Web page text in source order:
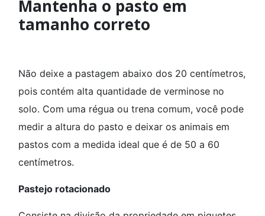
Mantenha o pasto em
tamanho correto
Não deixe a pastagem abaixo dos 20 centímetros,
pois contém alta quantidade de verminose no
solo. Com uma régua ou trena comum, você pode
medir a altura do pasto e deixar os animais em
pastos com a medida ideal que é de 50 a 60
centímetros.
Pastejo rotacionado